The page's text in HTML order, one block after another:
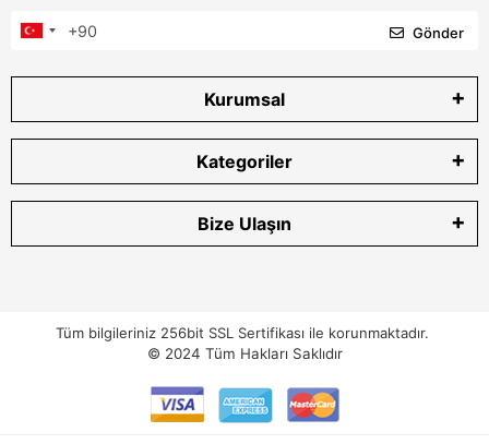
Gönder
Kurumsal
Kategoriler
Bize Ulaşın
Tüm bilgileriniz 256bit SSL Sertifikası ile korunmaktadır.
© 2024 Tüm Hakları Saklıdır